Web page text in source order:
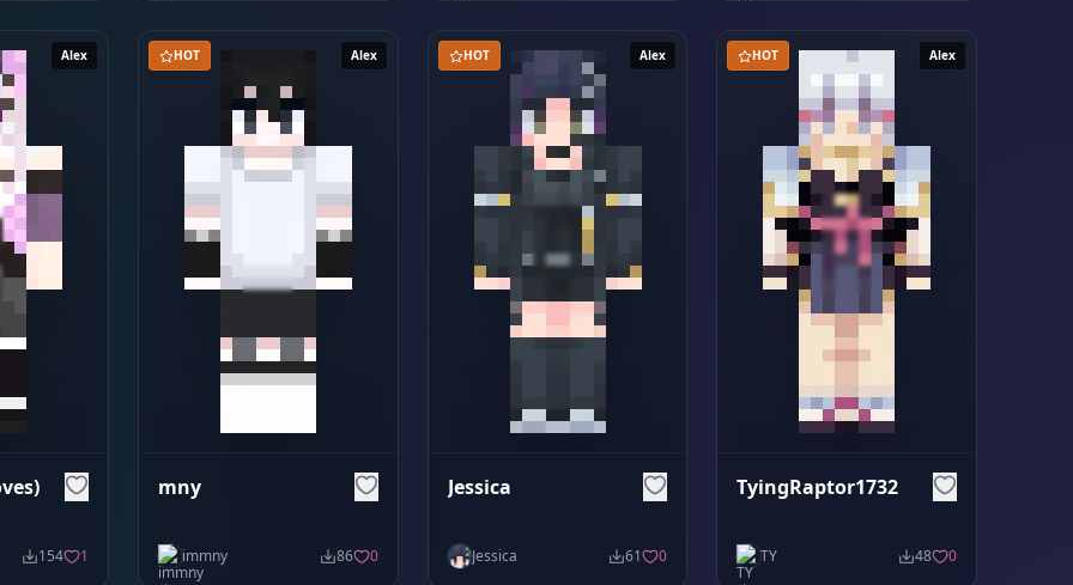
Alex
154 1
Alex
HOT
mny
immny 86 0
Alex
HOT
Jessica
Jessica 61 0
Alex
HOT
TyingRaptor1732
TY 48 0